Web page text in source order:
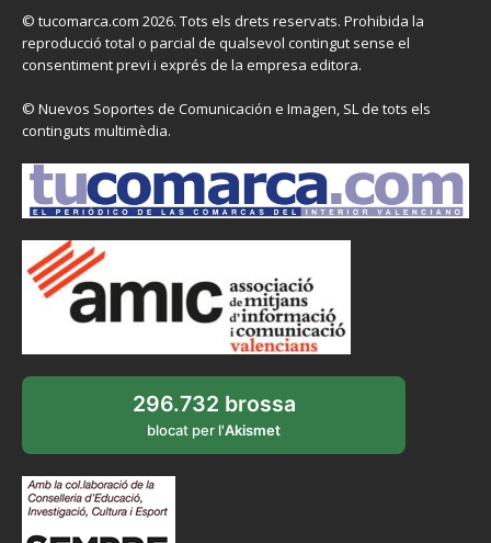
© tucomarca.com 2026. Tots els drets reservats. Prohibida la
reproducció total o parcial de qualsevol contingut sense el
consentiment previ i exprés de la empresa editora.
© Nuevos Soportes de Comunicación e Imagen, SL de tots els
continguts multimèdia.
296.732 brossa
blocat per l'Akismet